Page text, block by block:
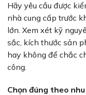
Hãy yêu cầu được
nhà cung cấp trước
lớn. Xem xét kỹ
sắc, kích thước sản
hay không để chắc
công.
Chọn đúng theo